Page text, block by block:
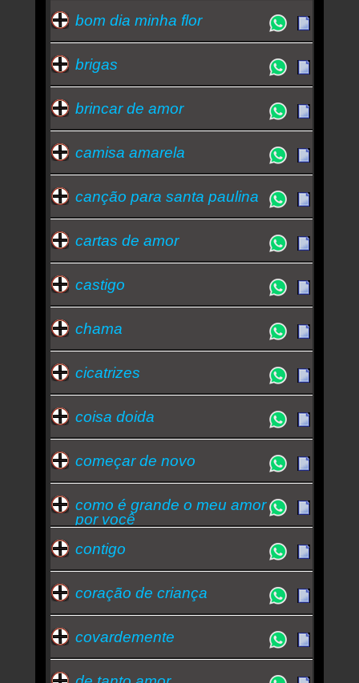
bom dia minha flor
brigas
brincar de amor
camisa amarela
canção para santa paulina
cartas de amor
castigo
chama
cicatrizes
coisa doida
começar de novo
como é grande o meu amor
por você
contigo
coração de criança
covardemente